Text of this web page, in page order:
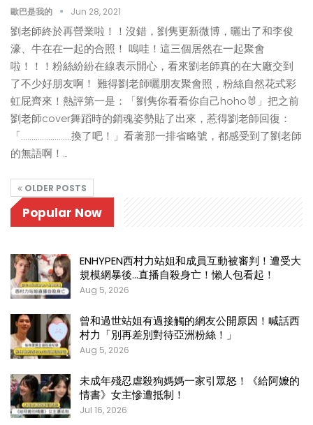
歐巴是我的 Jun 28, 2021
劉老師終於再營業啦！！沒錯，劉隽更新微博，曬出了和李俊
濠、牛在在一起的合照！ 嗚哇！這三個居然在一起聚會
啦！！！粉絲紛紛在線表示開心，看來劉老師真的在大廠交到
了不少好朋友啊！ 難得劉老師曬朋友聚會照，粉絲自然花式彩
虹屁齊來！熱評第一是：「劉隽你看看你自己hoho🐰」把之前
劉老師cover舞蹈時的銷魂姿勢貼了出來，惹得劉老師回復：
「........................換了吧！」看著那一排省略號，都感受到了劉老師
的無語啊！…
OLDER POSTS
Popular Now
ENHYPEN西村力站姐和成員互動被審判！遭受大
規模網暴後…直播自殺身亡！懶人包看起！
Aug 5, 2026
曾和過世站姐有過接觸的網友公開原因！喊話西
村力「別再差別對待亞洲粉絲！」
Aug 5, 2026
未成年殘忍虐殺狗媽媽一家引眾怒！《給阿嬤的
情書》女主慘遭抵制！
Jul 16, 2026